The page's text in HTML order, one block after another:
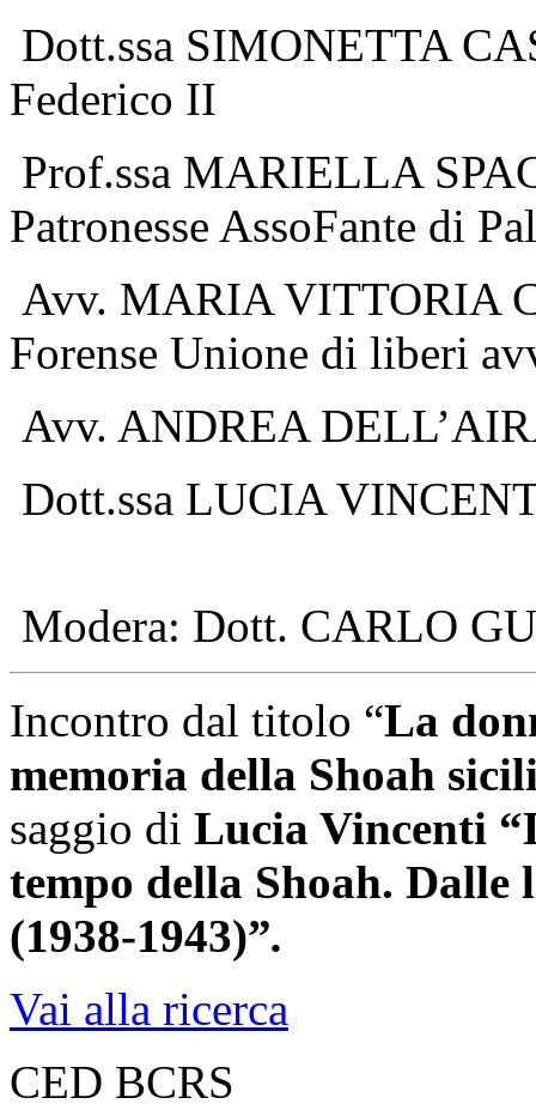
Dott.ssa SIMONETTA
Federico II
Prof.ssa MARIELLA
Patronesse AssoFante di
Avv. MARIA VITTORIA
Forense Unione di liberi
Avv. ANDREA
Dott.ssa LUCIA
Modera: Dott. CARLO
Incontro dal titolo “La
memoria della Shoah
saggio di Lucia Vincenti
tempo della Shoah.
(1938-1943)”.
Vai alla ricerca
CED BCRS